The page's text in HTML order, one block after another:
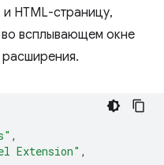
HTML-страницу,
во всплывающем окне
расширения.
,
Extension" ,